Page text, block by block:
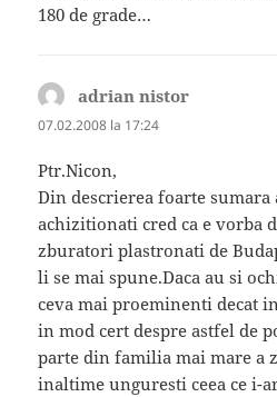
180 de grade…
adrian nistor
07.02.2008 la 17:24
Ptr.Nicon,
Din descrierea foarte
achizitionati cred ca e vorba
zburatori plastronati de
li se mai spune.Daca au si
ceva mai proeminenti decat
in mod cert despre astfel de
parte din familia mai mare a
inaltime unguresti ceea ce i-